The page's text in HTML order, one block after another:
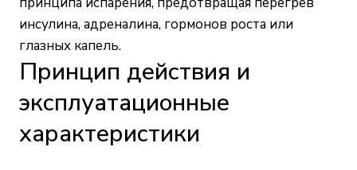
инсулина, адреналина, гормонов роста или
глазных капель.
Принцип действия и
эксплуатационные
характеристики